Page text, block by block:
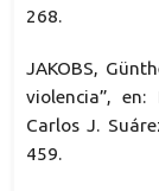
268.
JAKOBS,
violencia”, en:
Carlos J.
459.